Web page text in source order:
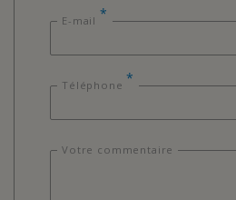
E-mail *
Téléphone *
Votre commentaire